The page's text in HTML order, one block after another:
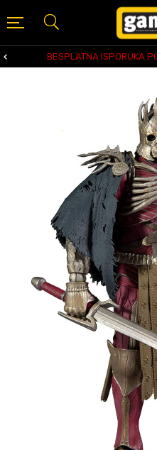
BESPLATNA ISPORUKA